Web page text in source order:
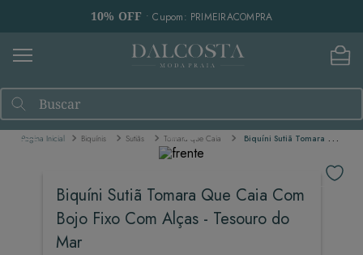
10% OFF • Cupom: PRIMEIRACOMPRA
Buscar
Biquínis Sutiãs Tomara que Caia Biquíni Sutiã Tomara Que Caia Com Bojo Fixo Com Alças - Tesouro do Mar
Biquíni Sutiã Tomara Que Caia Com
Bojo Fixo Com Alças - Tesouro do
Mar